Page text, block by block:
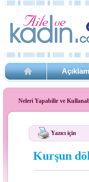
Neleri Yapabilir ve
Yazıcı için
Kurşun